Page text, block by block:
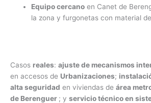
Equipo cercano en Canet de
la zona y furgonetas con material
Casos reales: ajuste de mecanismos
en accesos de Urbanizaciones;
alta seguridad en viviendas de área
de Berenguer ; y servicio técnico en